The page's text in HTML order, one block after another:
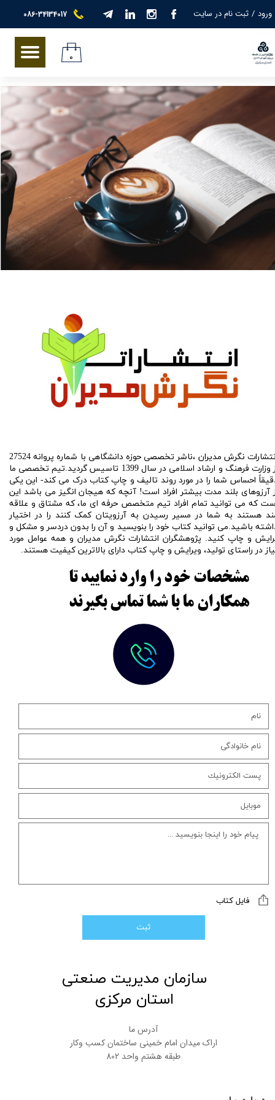
086-34134017 ورود / ثبت نام در سایت
حساب کاربری من
تغییر گذر واژه
سفارشات
خروج از حساب کاربری
۰
​انتشارات نگرش مدیران ،ناشر تخصصی حوزه دانشگاهی با شماره پروانه 27524
از وزارت فرهنگ و ارشاد اسلامی در سال 1399 تاسیس گردید.تیم تخصصی ما
احساس شما را در مورد روند تالیف و چاپ کتاب درک می کند- این یکی
آرزوهای بلند مدت بیشتر افراد است! آنچه که هیجان انگیز می باشد این
که می توانید تمام افراد تیم متخصص حرفه ای ما، که مشتاق و علاقه
هستند به شما در مسیر رسیدن به آرزویتان کمک کنند را در اختیار
باشید.می توانید کتاب خود را بنویسید و آن را بدون دردسر و مشکل و
و چاپ کنید. پژوهشگران انتشارات نگرش مدیران و همه عوامل مورد
در راستای تولید، ویرایش و چاپ کتاب دارای بالاترین کیفیت هستند.
ثبت
فایل کتاب
مشخصات خود را وارد نمایید تا
همکاران ما با شما تماس بگیرند
​سازمان مدیریت صنعتی
استان مرکزی
آدرس ما
اراک میدان امام خمینی ساختمان کسب وکار
طبقه هشتم واحد 802